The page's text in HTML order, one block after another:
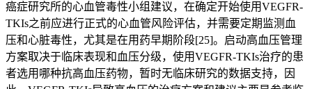
癌症研究所的心血管毒性小组建议，在确定开始使用VEGFR-
TKIs之前应进行正式的心血管风险评估，并需要定期监测血
压和心脏毒性，尤其是在用药早期阶段[25]。启动高血压管理
方案取决于临床表现和血压分级，使用VEGFR-TKIs治疗的患
者选用哪种抗高血压药物，暂时无临床研究的数据支持，因